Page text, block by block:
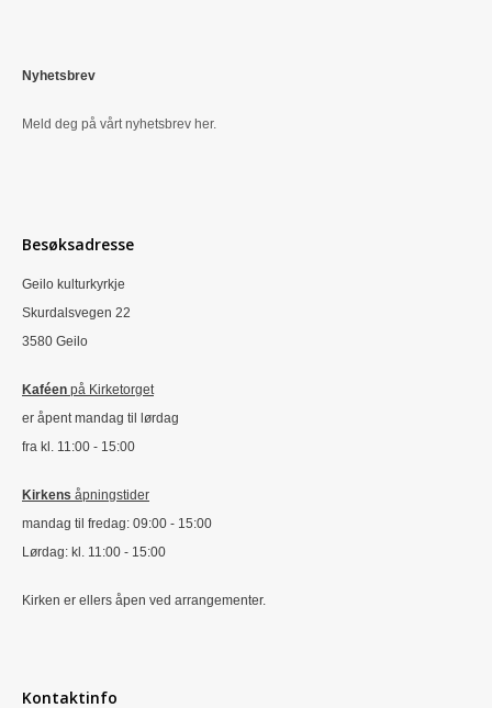
Nyhetsbrev
Meld deg på vårt nyhetsbrev her.
Besøksadresse
Geilo kulturkyrkje
Skurdalsvegen 22
3580 Geilo
Kaféen på Kirketorget
er åpent mandag til lørdag
fra kl. 11:00 - 15:00
Kirkens åpningstider
mandag til fredag: 09:00 - 15:00
Lørdag: kl. 11:00 - 15:00
Kirken er ellers åpen ved arrangementer.
Kontaktinfo